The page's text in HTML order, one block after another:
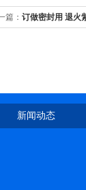
篇： 订做密封用 退火
新闻动态